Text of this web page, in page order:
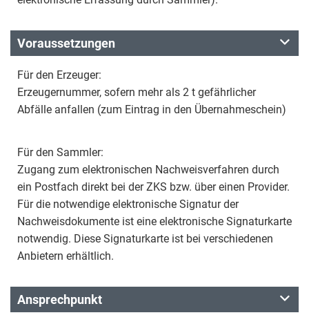
Voraussetzungen
Für den Erzeuger:
Erzeugernummer, sofern mehr als 2 t gefährlicher
Abfälle anfallen (zum Eintrag in den Übernahmeschein)
Für den Sammler:
Zugang zum elektronischen Nachweisverfahren durch
ein Postfach direkt bei der ZKS bzw. über einen Provider.
Für die notwendige elektronische Signatur der
Nachweisdokumente ist eine elektronische Signaturkarte
notwendig. Diese Signaturkarte ist bei verschiedenen
Anbietern erhältlich.
Ansprechpunkt